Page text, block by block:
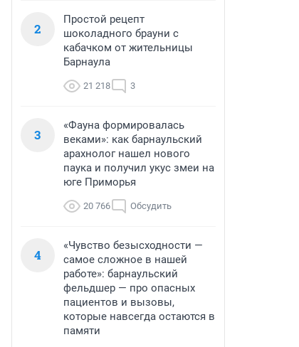
2
Простой рецепт
шоколадного брауни с
кабачком от жительницы
Барнаула
21 218 3
3
«Фауна формировалась
веками»: как барнаульский
арахнолог нашел нового
паука и получил укус змеи на
юге Приморья
20 766 Обсудить
4
«Чувство безысходности —
самое сложное в нашей
работе»: барнаульский
фельдшер — про опасных
пациентов и вызовы,
которые навсегда остаются в
памяти